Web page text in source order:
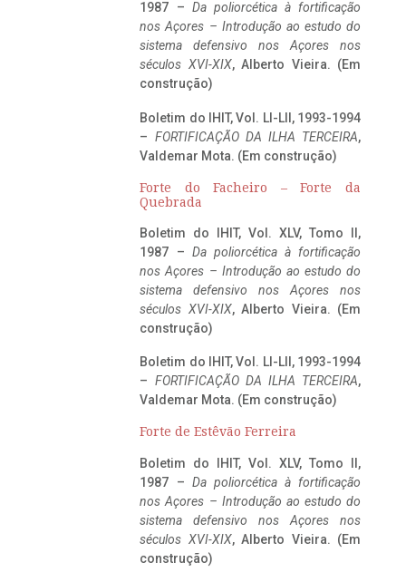
1987 – Da poliorcética à fortificação
nos Açores – Introdução ao estudo do
sistema defensivo nos Açores nos
séculos XVI-XIX, Alberto Vieira. (Em
construção)
Boletim do IHIT, Vol. LI-LII, 1993-1994
– FORTIFICAÇÃO DA ILHA TERCEIRA,
Valdemar Mota. (Em construção)
Forte do Facheiro – Forte da
Quebrada
Boletim do IHIT, Vol. XLV, Tomo II,
1987 – Da poliorcética à fortificação
nos Açores – Introdução ao estudo do
sistema defensivo nos Açores nos
séculos XVI-XIX, Alberto Vieira. (Em
construção)
Boletim do IHIT, Vol. LI-LII, 1993-1994
– FORTIFICAÇÃO DA ILHA TERCEIRA,
Valdemar Mota. (Em construção)
Forte de Estêvão Ferreira
Boletim do IHIT, Vol. XLV, Tomo II,
1987 – Da poliorcética à fortificação
nos Açores – Introdução ao estudo do
sistema defensivo nos Açores nos
séculos XVI-XIX, Alberto Vieira. (Em
construção)